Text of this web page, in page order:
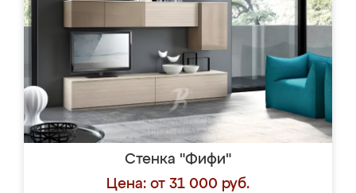
Стенка "Фифи"
Цена: от 31 000 руб.